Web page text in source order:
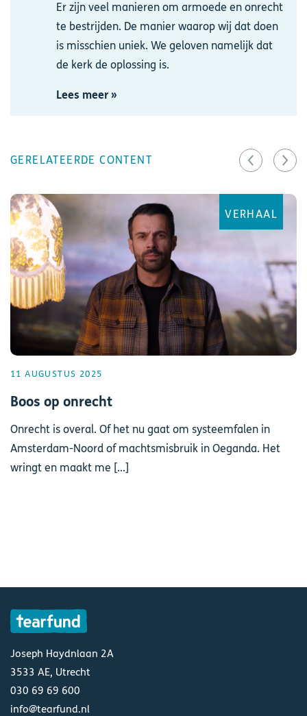
Er zijn veel manieren om armoede en onrecht
te bestrijden. De manier waarop wij dat doen
is misschien uniek. We geloven namelijk dat
de kerk de oplossing is.
Lees meer »
GERELATEERDE CONTENT
VERHAAL
11 AUGUSTUS 2025
Boos op onrecht
Onrecht is overal. Of het nu gaat om systeemfalen in
Amsterdam-Noord of machtsmisbruik in Oeganda. Het
wringt en maakt me [...]
Joseph Haydnlaan 2A
3533 AE, Utrecht
030 69 69 600
info@tearfund.nl